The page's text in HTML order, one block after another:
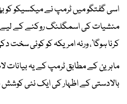
اسی گفتگو میں ٹرمپ نے میکسیکو کو
منشیات کی اسمگلنگ روکنے کے لیے
کرنا ہوگا‘، ورنہ امریکہ کو کوئی سخت
ماہرین کے مطابق ٹرمپ کے یہ بیانات
بالادستی کے اظہار کی ایک نئی کوشش